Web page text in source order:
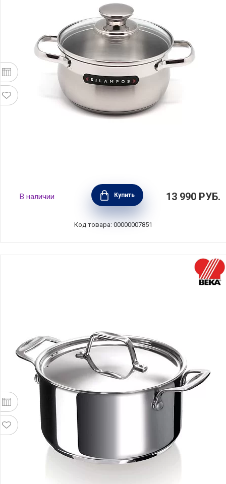
Кастрюля из нержавеющей стали с
крышкой "Роял" объем 3,5 л, диаметр 22 см,
Silampos, Португалия, 633123VY1022
В наличии Купить 13 990 РУБ.
Код товара: 00000007851